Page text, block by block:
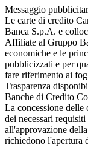
Messaggio
Le carte di credito
Banca S.p.A. e
Affiliate al Gruppo
economiche e le
pubblicizzati e per
fare riferimento ai
Trasparenza
Banche di Credito
La concessione delle
dei necessari
all'approvazione
richiedono l'apertura